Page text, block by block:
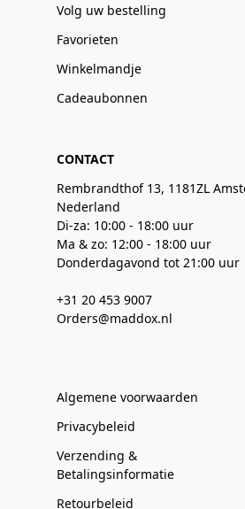
Volg uw bestelling
Favorieten
Winkelmandje
Cadeaubonnen
CONTACT
Rembrandthof 13, 1181ZL
Nederland
Di-za: 10:00 - 18:00 uur
Ma & zo: 12:00 - 18:00 uur
Donderdagavond tot 21:00 uur
+31 20 453 9007
Orders@maddox.nl
Algemene voorwaarden
Privacybeleid
Verzending &
Betalingsinformatie
Retourbeleid